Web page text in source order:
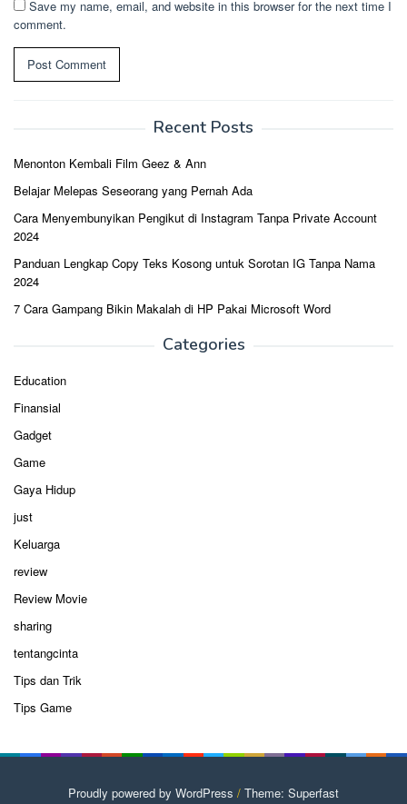
Save my name, email, and website in this browser for the next time I
comment.
Recent Posts
Menonton Kembali Film Geez & Ann
Belajar Melepas Seseorang yang Pernah Ada
Cara Menyembunyikan Pengikut di Instagram Tanpa Private Account
2024
Panduan Lengkap Copy Teks Kosong untuk Sorotan IG Tanpa Nama
2024
7 Cara Gampang Bikin Makalah di HP Pakai Microsoft Word
Categories
Education
Finansial
Gadget
Game
Gaya Hidup
just
Keluarga
review
Review Movie
sharing
tentangcinta
Tips dan Trik
Tips Game
Proudly powered by WordPress / Theme: Superfast